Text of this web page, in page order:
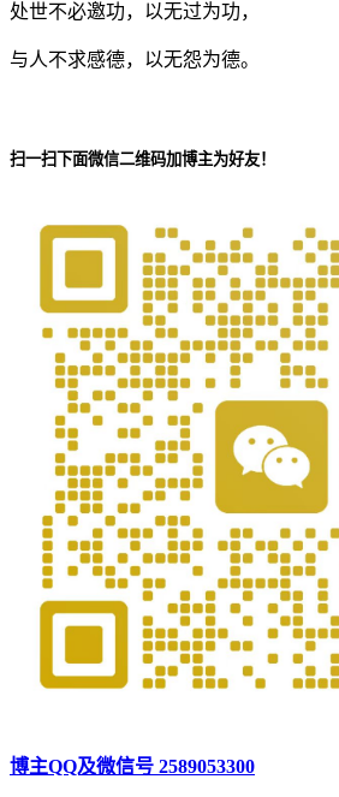
处世不必邀功，以无过为功，
与人不求感德，以无怨为德。
扫一扫下面微信二维码加博主为好友！
博主QQ及微信号 2589053300